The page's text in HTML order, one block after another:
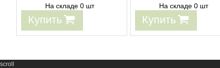
На складе 0 шт
Купить
На складе 0 шт
Купить
scroll